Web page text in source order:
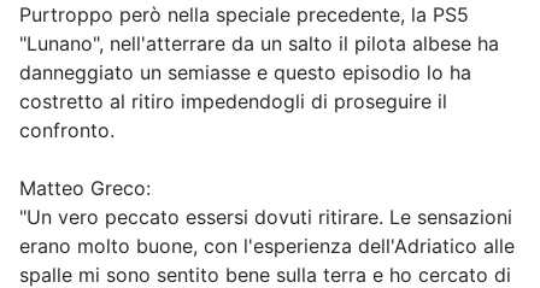
Purtroppo però nella speciale precedente, la PS5
"Lunano", nell'atterrare da un salto il pilota albese ha
danneggiato un semiasse e questo episodio lo ha
costretto al ritiro impedendogli di proseguire il
confronto.
Matteo Greco:
"Un vero peccato essersi dovuti ritirare. Le sensazioni
erano molto buone, con l'esperienza dell'Adriatico alle
spalle mi sono sentito bene sulla terra e ho cercato di